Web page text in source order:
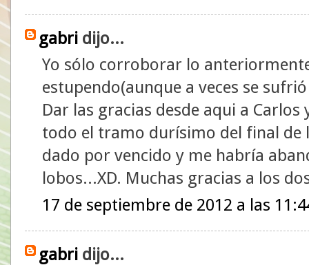
gabri dijo...
Yo sólo corroborar lo
estupendo(aunque a veces se
Dar las gracias desde aqui a
todo el tramo durísimo del final de
dado por vencido y me habría
lobos...XD. Muchas gracias a los
17 de septiembre de 2012 a las
gabri dijo...